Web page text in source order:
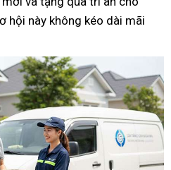
hội này không kéo dài mãi